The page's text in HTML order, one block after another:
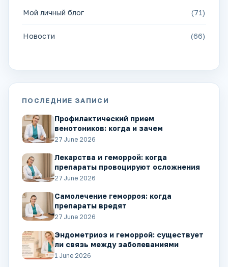
Мой личный блог (71)
Новости (66)
ПОСЛЕДНИЕ ЗАПИСИ
Профилактический прием
венотоников: когда и зачем
27 June 2026
Лекарства и геморрой: когда
препараты провоцируют осложнения
27 June 2026
Самолечение геморроя: когда
препараты вредят
27 June 2026
Эндометриоз и геморрой: существует
ли связь между заболеваниями
1 June 2026